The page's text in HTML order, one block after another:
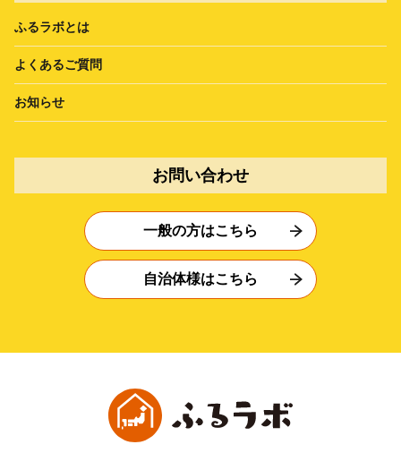
ふるラボとは
よくあるご質問
お知らせ
お問い合わせ
一般の方はこちら
自治体様はこちら